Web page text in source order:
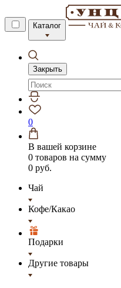
Каталог
Закрыть
0
В вашей корзине
0 товаров на сумму
0 руб.
Чай
Кофе/Какао
Подарки
Другие товары